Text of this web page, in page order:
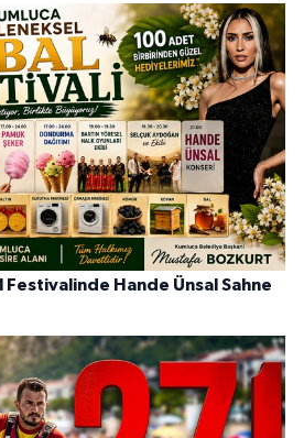
Festivalinde Hande Ünsal Sahne